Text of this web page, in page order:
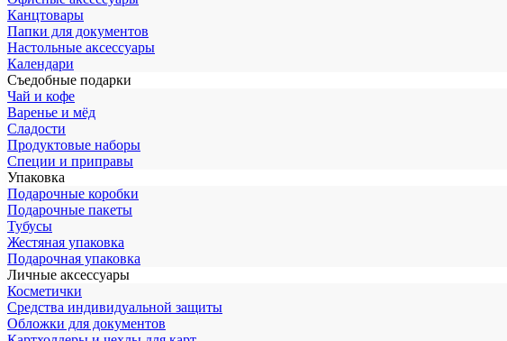
Канцтовары
Папки для документов
Настольные аксессуары
Календари
Съедобные подарки
Чай и кофе
Варенье и мёд
Сладости
Продуктовые наборы
Специи и приправы
Упаковка
Подарочные коробки
Подарочные пакеты
Тубусы
Жестяная упаковка
Подарочная упаковка
Личные аксессуары
Косметички
Средства индивидуальной защиты
Обложки для документов